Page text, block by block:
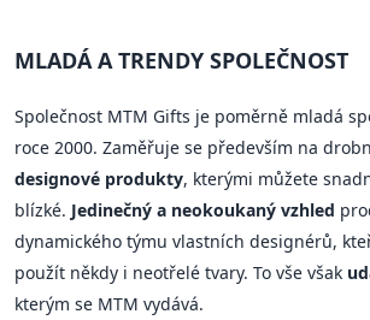
MLADÁ A TRENDY SPOLEČNOST
Společnost MTM Gifts je poměrně mladá
roce 2000. Zaměřuje se především na
designové produkty, kterými můžete
blízké. Jedinečný a neokoukaný vzhled
dynamického týmu vlastních designérů,
použít někdy i neotřelé tvary. To vše však
kterým se MTM vydává.